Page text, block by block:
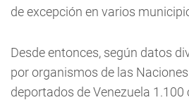
de excepción en varios
Desde entonces, según datos
por organismos de las
deportados de Venezuela